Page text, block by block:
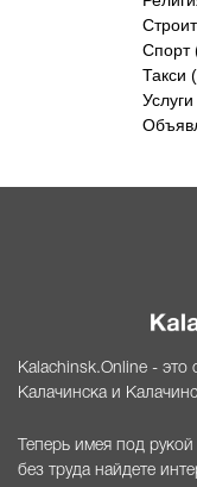
Спорт
Такси
Kalachinsk.Online - это
Калачинска и
Теперь имея под
без труда найдете